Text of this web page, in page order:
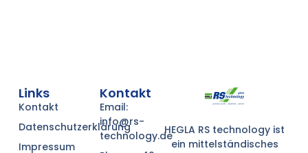
HEGLA RS technology ist
ein mittelständisches
Links
Kontakt
Datenschutzerklärung
Impressum
Kontakt
Email:
info@rs-
technology.de